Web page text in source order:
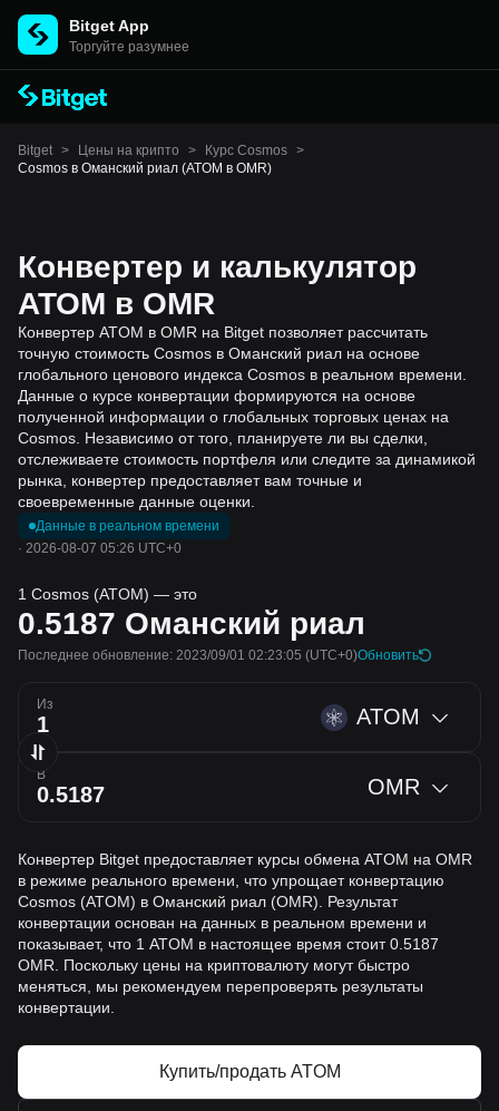
Bitget App
Торгуйте разумнее
Bitget > Цены на крипто > Курс Cosmos >
Cosmos в Оманский риал (ATOM в OMR)
Конвертер и калькулятор
ATOM в OMR
Конвертер ATOM в OMR на Bitget позволяет рассчитать
точную стоимость Cosmos в Оманский риал на основе
глобального ценового индекса Cosmos в реальном времени.
Данные о курсе конвертации формируются на основе
полученной информации о глобальных торговых ценах на
Cosmos. Независимо от того, планируете ли вы сделки,
отслеживаете стоимость портфеля или следите за динамикой
рынка, конвертер предоставляет вам точные и
своевременные данные оценки.
Данные в реальном времени
· 2026-08-07 05:26 UTC+0
1 Cosmos (ATOM) — это
0.5187 Оманский риал
Последнее обновление: 2023/09/01 02:23:05 (UTC+0)Обновить
Из ATOM
В OMR
Конвертер Bitget предоставляет курсы обмена ATOM на OMR
в режиме реального времени, что упрощает конвертацию
Cosmos (ATOM) в Оманский риал (OMR). Результат
конвертации основан на данных в реальном времени и
показывает, что 1 ATOM в настоящее время стоит 0.5187
OMR. Поскольку цены на криптовалюту могут быстро
меняться, мы рекомендуем перепроверять результаты
конвертации.
Купить/продать ATOM